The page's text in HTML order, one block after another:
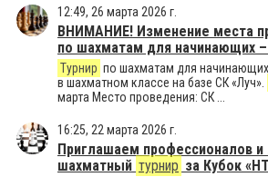
12:49, 26 марта 2026 г.
ВНИМАНИЕ! Изменение места
по шахматам для начинающих –
Турнир по шахматам для начинающих
в шахматном классе на базе СК «Луч».
марта Место проведения: СК ...
16:25, 22 марта 2026 г.
Приглашаем профессионалов
шахматный турнир за Кубок